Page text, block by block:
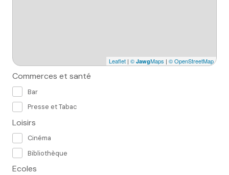
Leaflet | © JawgMaps | © OpenStreetMap
Commerces et santé
Bar
Presse et Tabac
Loisirs
Cinéma
Bibliothèque
Ecoles